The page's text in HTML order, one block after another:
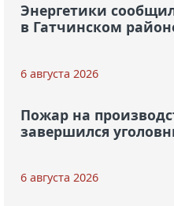
Энергетики
в Гатчинском
6 августа 2026
Пожар на
завершился
6 августа 2026